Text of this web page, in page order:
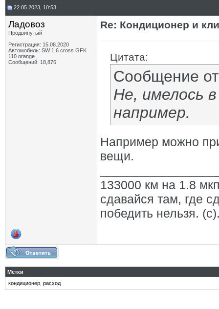
22.05.2023, 10:53
Ладовоз
Продвинутый
Регистрация: 15.08.2020
Автомобиль: SW 1.6 cross GFK
110 orange
Сообщений: 18,876
Re: Кондиционер и
Цитата:
Сообщение
Не, имелось
например.
Например можно
вещи.
133000 км на 1.8
сдавайся там, где
победить нельзя.
Метки
кондиционер расход